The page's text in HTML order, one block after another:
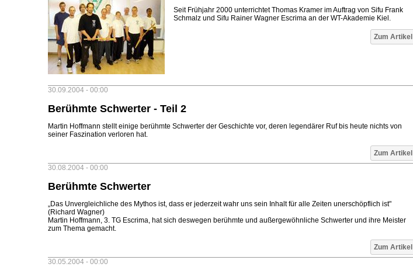
Seit Frühjahr 2000 unterrichtet Thomas Kramer im Auftrag von Sifu Frank
Schmalz und Sifu Rainer Wagner Escrima an der WT-Akademie Kiel.
Zum Artikel
30.09.2004 - 00:00
Berühmte Schwerter - Teil 2
Martin Hoffmann stellt einige berühmte Schwerter der Geschichte vor, deren legendärer Ruf bis heute nichts von
seiner Faszination verloren hat.
Zum Artikel
30.08.2004 - 00:00
Berühmte Schwerter
„Das Unvergleichliche des Mythos ist, dass er jederzeit wahr uns sein Inhalt für alle Zeiten unerschöpflich ist"
(Richard Wagner)
Martin Hoffmann, 3. TG Escrima, hat sich deswegen berühmte und außergewöhnliche Schwerter und ihre Meister
zum Thema gemacht.
Zum Artikel
30.05.2004 - 00:00